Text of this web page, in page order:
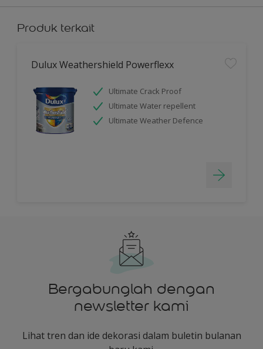
Produk terkait
Dulux Weathershield Powerflexx
Ultimate Crack Proof
Ultimate Water repellent
Ultimate Weather Defence
Bergabunglah dengan
newsletter kami
Lihat tren dan ide dekorasi dalam buletin bulanan